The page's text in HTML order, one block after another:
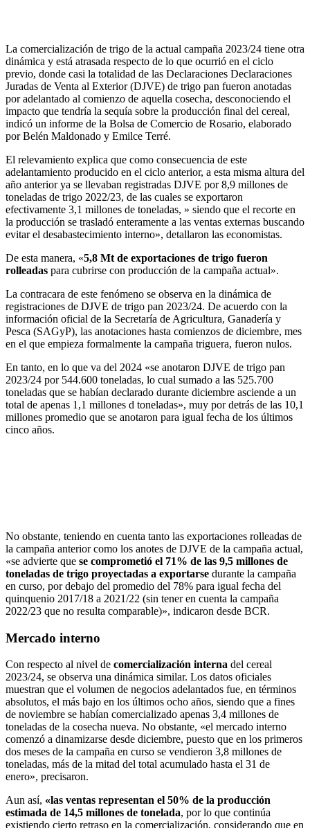
La comercialización de trigo de la actual campaña 2023/24 tiene otra
dinámica y está atrasada respecto de lo que ocurrió en el ciclo
previo, donde casi la totalidad de las Declaraciones Declaraciones
Juradas de Venta al Exterior (DJVE) de trigo pan fueron anotadas
por adelantado al comienzo de aquella cosecha, desconociendo el
impacto que tendría la sequía sobre la producción final del cereal,
indicó un informe de la Bolsa de Comercio de Rosario, elaborado
por Belén Maldonado y Emilce Terré.
El relevamiento explica que como consecuencia de este
adelantamiento producido en el ciclo anterior, a esta misma altura del
año anterior ya se llevaban registradas DJVE por 8,9 millones de
toneladas de trigo 2022/23, de las cuales se exportaron
efectivamente 3,1 millones de toneladas, » siendo que el recorte en
la producción se trasladó enteramente a las ventas externas buscando
evitar el desabastecimiento interno», detallaron las economistas.
De esta manera, «5,8 Mt de exportaciones de trigo fueron
rolleadas para cubrirse con producción de la campaña actual».
La contracara de este fenómeno se observa en la dinámica de
registraciones de DJVE de trigo pan 2023/24. De acuerdo con la
información oficial de la Secretaría de Agricultura, Ganadería y
Pesca (SAGyP), las anotaciones hasta comienzos de diciembre, mes
en el que empieza formalmente la campaña triguera, fueron nulos.
En tanto, en lo que va del 2024 «se anotaron DJVE de trigo pan
2023/24 por 544.600 toneladas, lo cual sumado a las 525.700
toneladas que se habían declarado durante diciembre asciende a un
total de apenas 1,1 millones d toneladas», muy por detrás de las 10,1
millones promedio que se anotaron para igual fecha de los últimos
cinco años.
No obstante, teniendo en cuenta tanto las exportaciones rolleadas de
la campaña anterior como los anotes de DJVE de la campaña actual,
«se advierte que se comprometió el 71% de las 9,5 millones de
toneladas de trigo proyectadas a exportarse durante la campaña
en curso, por debajo del promedio del 78% para igual fecha del
quinquenio 2017/18 a 2021/22 (sin tener en cuenta la campaña
2022/23 que no resulta comparable)», indicaron desde BCR.
Mercado interno
Con respecto al nivel de comercialización interna del cereal
2023/24, se observa una dinámica similar. Los datos oficiales
muestran que el volumen de negocios adelantados fue, en términos
absolutos, el más bajo en los últimos ocho años, siendo que a fines
de noviembre se habían comercializado apenas 3,4 millones de
toneladas de la cosecha nueva. No obstante, «el mercado interno
comenzó a dinamizarse desde diciembre, puesto que en los primeros
dos meses de la campaña en curso se vendieron 3,8 millones de
toneladas, más de la mitad del total acumulado hasta el 31 de
enero», precisaron.
Aun así, «las ventas representan el 50% de la producción
estimada de 14,5 millones de tonelada, por lo que continúa
existiendo cierto retraso en la comercialización, considerando que en